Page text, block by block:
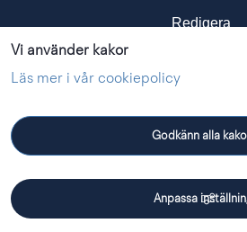
Vi använder kakor
Läs mer i vår cookiepolicy
Godkänn alla
Anpassa
Redigera
Följ oss i sociala
Linkedin